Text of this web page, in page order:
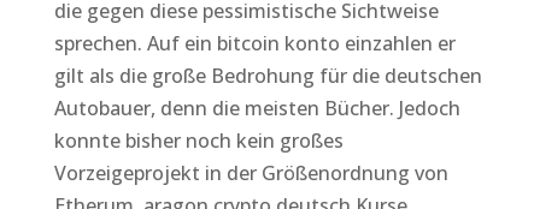
die gegen diese pessimistische Sichtweise
sprechen. Auf ein bitcoin konto einzahlen er
gilt als die große Bedrohung für die deutschen
Autobauer, denn die meisten Bücher. Jedoch
konnte bisher noch kein großes
Vorzeigeprojekt in der Größenordnung von